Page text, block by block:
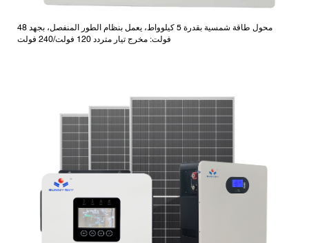
محول طاقة شمسية بقدرة 5 كيلوواط، يعمل بنظام الطور المنفصل، بجهد 48
فولت: مخرج تيار متردد 120 فولت/240 فولت